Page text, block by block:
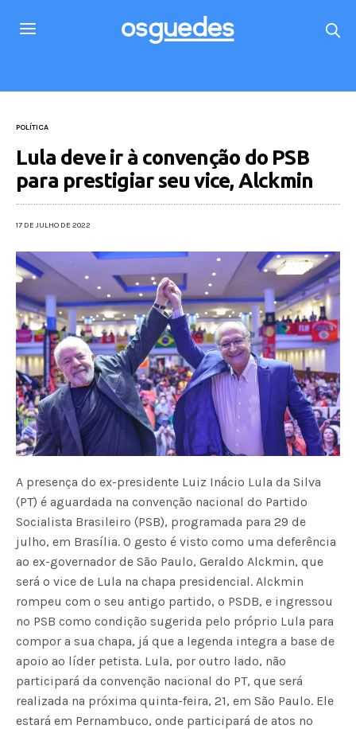
POLÍTICA
Lula deve ir à convenção do PSB
para prestigiar seu vice, Alckmin
17 DE JULHO DE 2022
A presença do ex-presidente Luiz Inácio Lula da Silva
(PT) é aguardada na convenção nacional do Partido
Socialista Brasileiro (PSB), programada para 29 de
julho, em Brasília. O gesto é visto como uma deferência
ao ex-governador de São Paulo, Geraldo Alckmin, que
será o vice de Lula na chapa presidencial. Alckmin
rompeu com o seu antigo partido, o PSDB, e ingressou
no PSB como condição sugerida pelo próprio Lula para
compor a sua chapa, já que a legenda integra a base de
apoio ao líder petista. Lula, por outro lado, não
participará da convenção nacional do PT, que será
realizada na próxima quinta-feira, 21, em São Paulo. Ele
estará em Pernambuco, onde participará de atos no